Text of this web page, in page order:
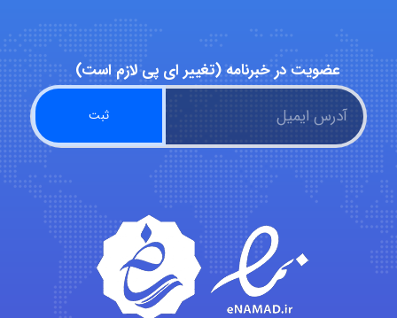
عضویت در خبرنامه (تغییر ای پی لازم است)